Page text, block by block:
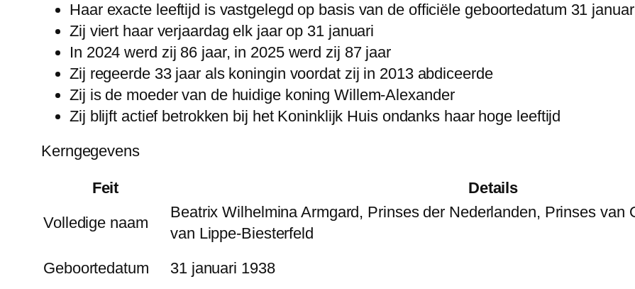
Haar exacte leeftijd is vastgelegd op basis van de officiële geboortedatum 31
Zij viert haar verjaardag elk jaar op 31 januari
In 2024 werd zij 86 jaar, in 2025 werd zij 87 jaar
Zij regeerde 33 jaar als koningin voordat zij in 2013 abdiceerde
Zij is de moeder van de huidige koning Willem-Alexander
Zij blijft actief betrokken bij het Koninklijk Huis ondanks haar hoge leeftijd
Kerngegevens
Feit Details
Volledige naam
Beatrix Wilhelmina Armgard, Prinses der Nederlanden, Prinses van
van Lippe-Biesterfeld
Geboortedatum 31 januari 1938